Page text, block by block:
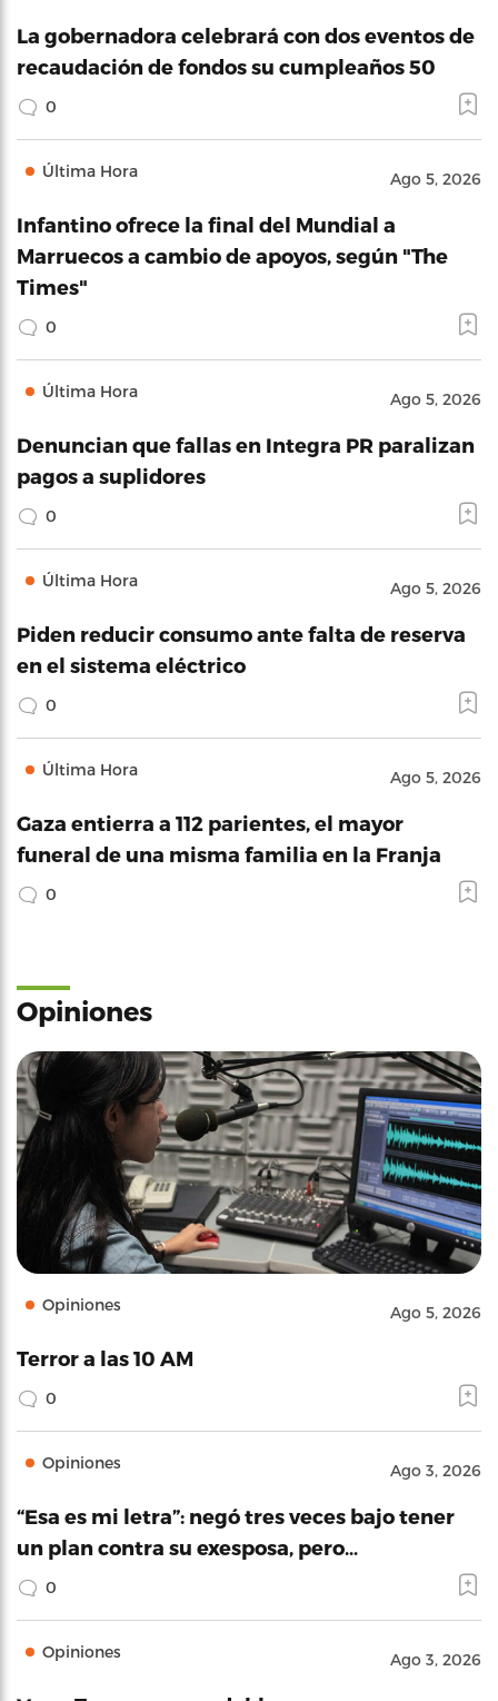
La gobernadora celebrará con dos eventos de
recaudación de fondos su cumpleaños 50
0
Última Hora Ago 5, 2026
Infantino ofrece la final del Mundial a
Marruecos a cambio de apoyos, según "The
Times"
0
Última Hora Ago 5, 2026
Denuncian que fallas en Integra PR paralizan
pagos a suplidores
0
Última Hora Ago 5, 2026
Piden reducir consumo ante falta de reserva
en el sistema eléctrico
0
Última Hora Ago 5, 2026
Gaza entierra a 112 parientes, el mayor
funeral de una misma familia en la Franja
0
Opiniones
Opiniones Ago 5, 2026
Terror a las 10 AM
0
Opiniones Ago 3, 2026
“Esa es mi letra”: negó tres veces bajo tener
un plan contra su exesposa, pero…
0
Opiniones Ago 3, 2026